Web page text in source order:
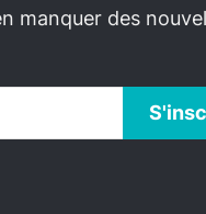
des